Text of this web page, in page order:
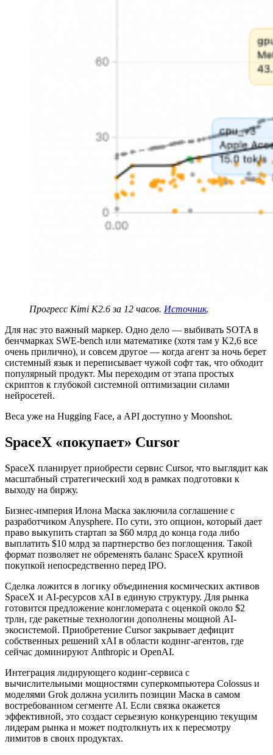
Прогресс Kimi K2.6 за 12 часов. Источник.
Для нас это важный маркер. Одно дело — выбивать SOTA в
бенчмарках SWE-bench или математике (хотя там у K2,6 все
очень прилично), и совсем другое — когда агент за ночь берет
системный язык и переписывает чужой софт так, что обходит
популярный продукт. Мы переходим от этапа простых
скриптов к глубокой системной оптимизации силами
нейросетей.
Веса уже на Hugging Face, а API доступно у Moonshot.
SpaceX «покупает» Cursor
SpaceX планирует приобрести сервис Cursor, что выглядит как
масштабный стратегический ход в рамках подготовки к
выходу на биржу.
Бизнес-империя Илона Маска заключила соглашение с
разработчиком Anysphere. По сути, это опцион, который дает
право выкупить стартап за $60 млрд до конца года либо
выплатить $10 млрд за партнерство без поглощения. Такой
формат позволяет не обременять баланс SpaceX крупной
покупкой непосредственно перед IPO.
Сделка ложится в логику объединения космических активов
SpaceX и AI-ресурсов xAI в единую структуру. Для рынка
готовится предложение конгломерата с оценкой около $2
трлн, где ракетные технологии дополнены мощной AI-
экосистемой. Приобретение Cursor закрывает дефицит
собственных решений xAI в области кодинг-агентов, где
сейчас доминируют Anthropic и OpenAI.
Интеграция лидирующего кодинг-сервиса с
вычислительными мощностями суперкомпьютера Colossus и
моделями Grok должна усилить позиции Маска в самом
востребованном сегменте AI. Если связка окажется
эффективной, это создаст серьезную конкуренцию текущим
лидерам рынка и может подтолкнуть их к пересмотру
лимитов в своих продуктах.